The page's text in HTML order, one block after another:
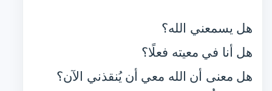
هل يسمعني الله؟
هل أنا في معيته فعلًا؟
هل معنى أن الله معي أن يُنقذني الآن؟